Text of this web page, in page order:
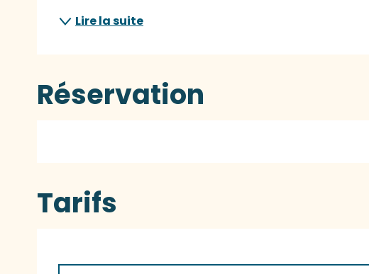
Lire la suite
Réservation
Tarifs